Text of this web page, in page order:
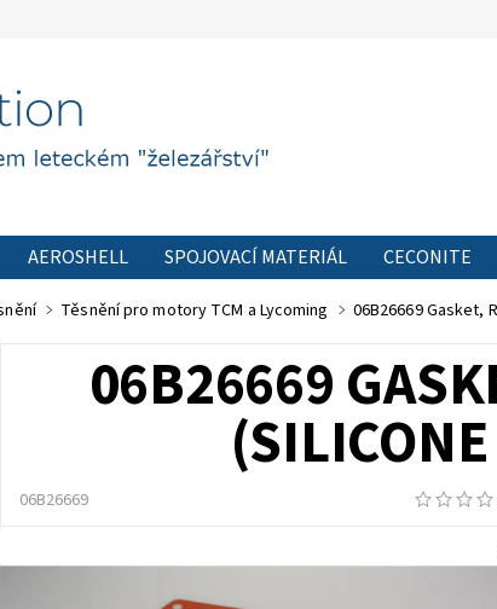
AEROSHELL SPOJOVACÍ MATERIÁL CECONITE
FORMULÁŘ PODMÍNKY OCHRANY OSOBNÍCH
Těsnění pro motory TCM a Lycoming 06B26669 Gasket,
06B26669
06B26669